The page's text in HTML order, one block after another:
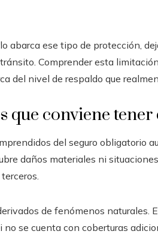
abarca ese tipo de protección,
Comprender esta
del nivel de respaldo que
que conviene tener
del seguro obligatorio
daños materiales ni
de fenómenos naturales.
se cuenta con coberturas